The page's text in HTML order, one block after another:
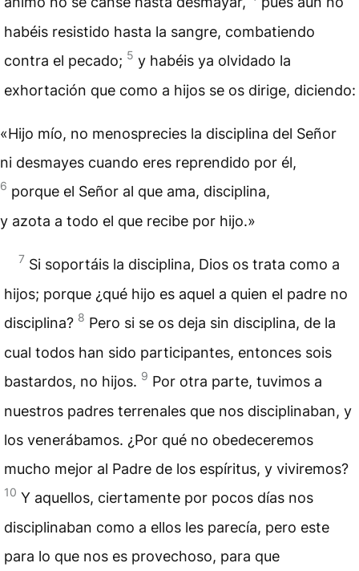
habéis resistido hasta la sangre, combatiendo
contra el pecado; 5 y habéis ya olvidado la
exhortación que como a hijos se os dirige, diciendo:
«Hijo mío, no menosprecies la disciplina del Señor
ni desmayes cuando eres reprendido por él,
6 porque el Señor al que ama, disciplina,
y azota a todo el que recibe por hijo.»
7 Si soportáis la disciplina, Dios os trata como a
hijos; porque ¿qué hijo es aquel a quien el padre no
disciplina? 8 Pero si se os deja sin disciplina, de la
cual todos han sido participantes, entonces sois
bastardos, no hijos. 9 Por otra parte, tuvimos a
nuestros padres terrenales que nos disciplinaban, y
los venerábamos. ¿Por qué no obedeceremos
mucho mejor al Padre de los espíritus, y viviremos?
10 Y aquellos, ciertamente por pocos días nos
disciplinaban como a ellos les parecía, pero este
para lo que nos es provechoso, para que